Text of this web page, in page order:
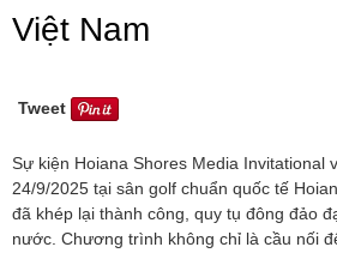
Việt Nam
Tweet
Sự kiện Hoiana Shores Media Invitational
24/9/2025 tại sân golf chuẩn quốc tế
đã khép lại thành công, quy tụ đông đảo
nước. Chương trình không chỉ là cầu nối